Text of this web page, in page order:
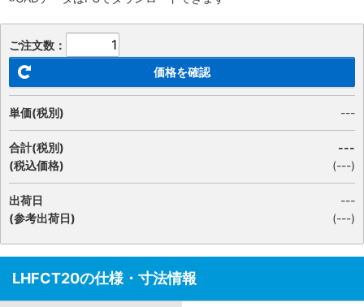
ご注文数：
価格を確認
単価(税別) ---
合計(税別)
(税込価格)
---
(---)
出荷日
(参考出荷日)
---
(---)
LHFCT20の仕様・寸法情報